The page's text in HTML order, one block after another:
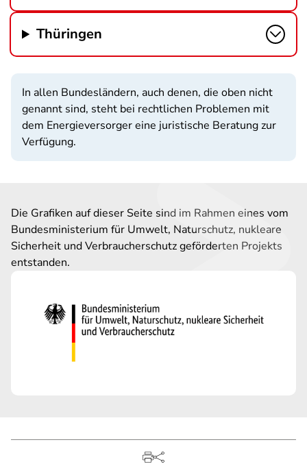
Thüringen
In allen Bundesländern, auch denen, die oben nicht
genannt sind, steht bei rechtlichen Problemen mit
dem Energieversorger eine juristische Beratung zur
Verfügung.
Die Grafiken auf dieser Seite sind im Rahmen eines vom
Bundesministerium für Umwelt, Naturschutz, nukleare
Sicherheit und Verbraucherschutz geförderten Projekts
entstanden.